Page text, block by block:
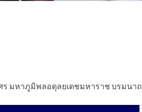
ร มหาภูมิพลอดุลยเดชมหาราช บรมนาถ